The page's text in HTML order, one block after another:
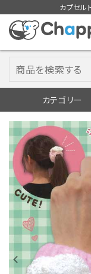
カプセル
カテゴリー
ログイン
入荷ス
カプセルト
カプセルトイ
販促用空カ